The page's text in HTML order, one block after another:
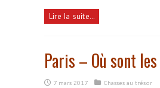
Lire la suite...
Paris – Où sont
7 mars 2017
Chasses au trésor